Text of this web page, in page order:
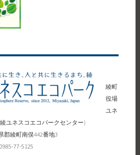
綾町
役場
ユネ
ユネスコエコパークセンター)
郡綾町南俣442番地3
77-5125